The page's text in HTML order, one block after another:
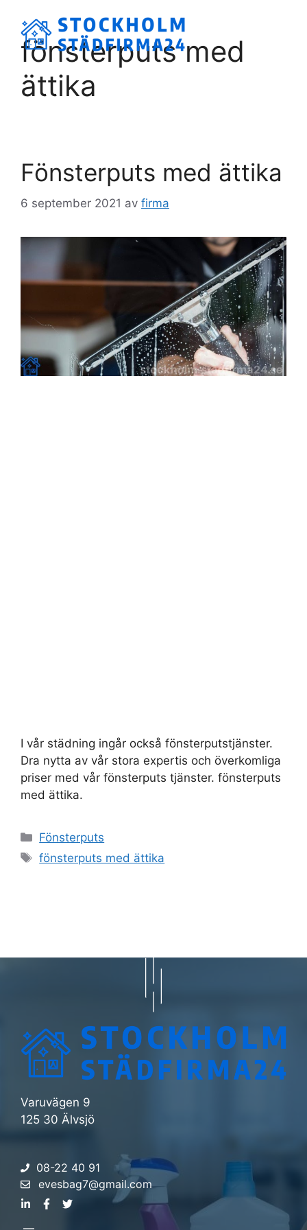
innehållfönsterputs med
ättika
Fönsterputs med ättika
6 september 2021 av firma
I vår städning ingår också fönsterputstjänster.
Dra nytta av vår stora expertis och överkomliga
priser med vår fönsterputs tjänster. fönsterputs
med ättika.
Kategorier
Fönsterputs
Etiketter
fönsterputs med ättika
Varuvägen 9
125 30 Älvsjö
08-22 40 91
evesbag7@gmail.com